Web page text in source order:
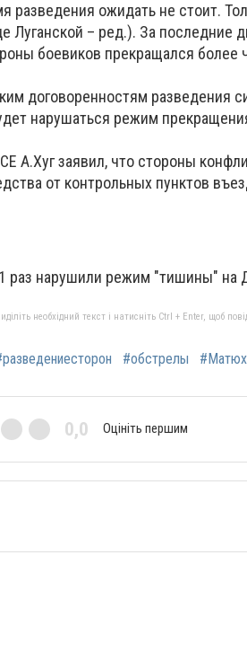
разведения ожидать не стоит.
Луганской – ред.). За последние
боевиков прекращался более
договоренностям разведения
нарушаться режим
А.Хуг заявил, что стороны
от контрольных пунктов
раз нарушили режим "тишины"
необхідний текст і натисніть Ctrl + Enter, щоб
#обстрелы
0,0 Оцініть першим